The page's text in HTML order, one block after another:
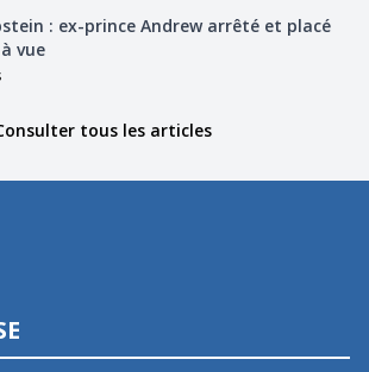
: ex-prince Andrew arrêté et placé
vue
tous les articles